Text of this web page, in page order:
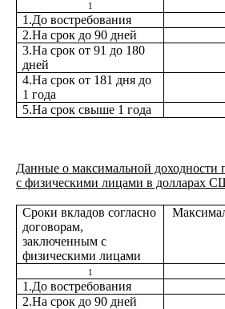
1
1.До востребования
2.На срок до 90 дней
3.На срок от 91 до 180
дней
4.На срок от 181 дня до
1 года
5.На срок свыше 1 года
Данные о максимальной доходности
с физическими лицами в долларах
Сроки вкладов согласно
договорам,
заключенным с
физическими лицами
1
1.До востребования
2.На срок до 90 дней